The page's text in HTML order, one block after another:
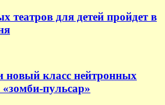
театров для детей пройдет в
класс нейтронных
пульсар»